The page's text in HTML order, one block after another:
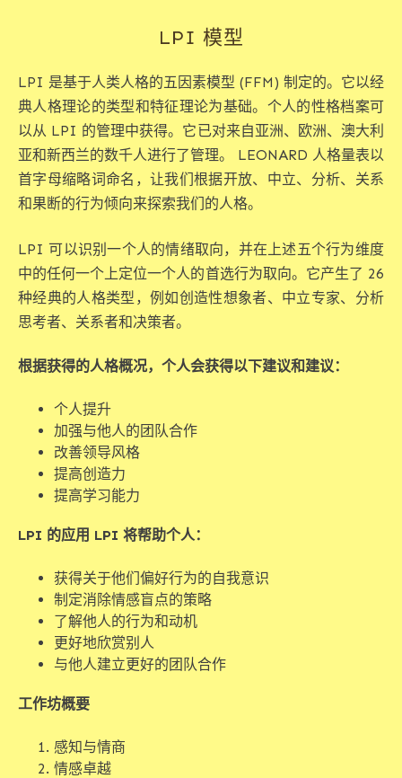
LPI 模型
LPI 是基于人类人格的五因素模型 (FFM) 制定的。它以经
典人格理论的类型和特征理论为基础。个人的性格档案可
以从 LPI 的管理中获得。它已对来自亚洲、欧洲、澳大利
亚和新西兰的数千人进行了管理。 LEONARD 人格量表以
首字母缩略词命名，让我们根据开放、中立、分析、关系
和果断的行为倾向来探索我们的人格。
LPI 可以识别一个人的情绪取向，并在上述五个行为维度
中的任何一个上定位一个人的首选行为取向。它产生了 26
种经典的人格类型，例如创造性想象者、中立专家、分析
思考者、关系者和决策者。
根据获得的人格概况，个人会获得以下建议和建议：
个人提升
加强与他人的团队合作
改善领导风格
提高创造力
提高学习能力
LPI 的应用 LPI 将帮助个人：
获得关于他们偏好行为的自我意识
制定消除情感盲点的策略
了解他人的行为和动机
更好地欣赏别人
与他人建立更好的团队合作
工作坊概要
感知与情商
情感卓越